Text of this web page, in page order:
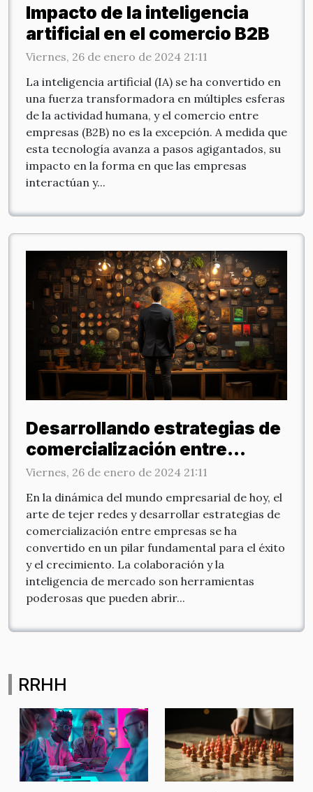
Impacto de la inteligencia
artificial en el comercio B2B
Viernes, 26 de enero de 2024 21:11
La inteligencia artificial (IA) se ha convertido en
una fuerza transformadora en múltiples esferas
de la actividad humana, y el comercio entre
empresas (B2B) no es la excepción. A medida que
esta tecnología avanza a pasos agigantados, su
impacto en la forma en que las empresas
interactúan y...
Desarrollando estrategias de
comercialización entre
empresas
Viernes, 26 de enero de 2024 21:11
En la dinámica del mundo empresarial de hoy, el
arte de tejer redes y desarrollar estrategias de
comercialización entre empresas se ha
convertido en un pilar fundamental para el éxito
y el crecimiento. La colaboración y la
inteligencia de mercado son herramientas
poderosas que pueden abrir...
RRHH